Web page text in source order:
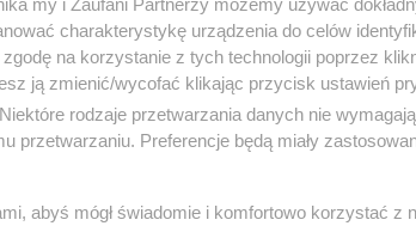
w zes…
jedną z najlepszych w Polsce.
charakterystykę urządzenia do celów
na korzystanie z tych technologii poprzez
ją zmienić/wycofać klikając przycisk ustawień
rodzaje przetwarzania danych nie
przetwarzaniu. Preferencje będą miały
abyś mógł świadomie i komfortowo korzystać z